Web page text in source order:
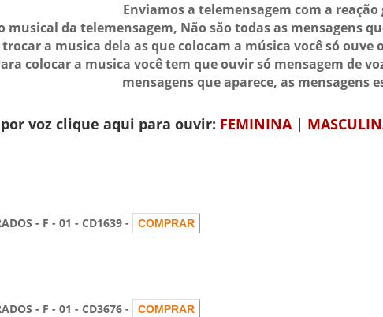
Enviamos a telemensagem com a
musical da telemensagem, Não são todas as mensagens
a musica dela as que colocam a música você só
colocar a musica você tem que ouvir só mensagem de
mensagens que aparece, as mensagens
voz clique aqui para ouvir: FEMININA|
- F - 01 - CD1639 -
- F - 01 - CD3676 -